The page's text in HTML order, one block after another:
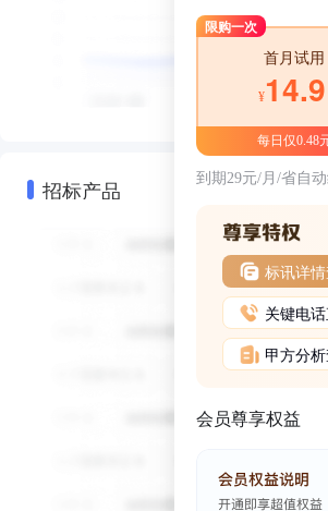
招标产品
限购一次
首月试用
¥14.9
每日仅0.48
到期29元/月/省自
标讯详
关键电
甲方分
会员尊享权益